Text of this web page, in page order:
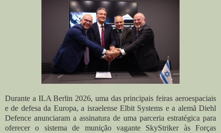
Durante a ILA Berlin 2026, uma das principais feiras aeroespaciais
e de defesa da Europa, a israelense Elbit Systems e a alemã Diehl
Defence anunciaram a assinatura de uma parceria estratégica para
oferecer o sistema de munição vagante SkyStriker às Forças